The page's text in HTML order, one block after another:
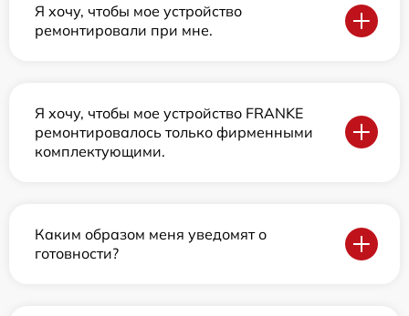
Я хочу, чтобы мое устройство
ремонтировали при мне.
Я хочу, чтобы мое устройство FRANKE
ремонтировалось только фирменными
комплектующими.
Каким образом меня уведомят о
готовности?